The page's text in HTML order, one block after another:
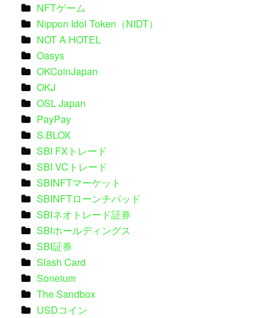
NFTゲーム
Nippon Idol Token（NIDT）
NOT A HOTEL
Oasys
OKCoinJapan
OKJ
OSL Japan
PayPay
S.BLOX
SBI FXトレード
SBI VCトレード
SBINFTマーケット
SBINFTローンチパッド
SBIネオトレード証券
SBIホールディングス
SBI証券
Slash Card
Soneium
The Sandbox
USDコイン